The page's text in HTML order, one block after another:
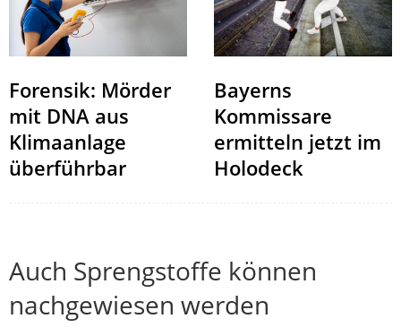
Forensik: Mörder
mit DNA aus
Klimaanlage
überführbar
Bayerns
Kommissare
ermitteln jetzt im
Holodeck
Auch Sprengstoffe können
nachgewiesen werden